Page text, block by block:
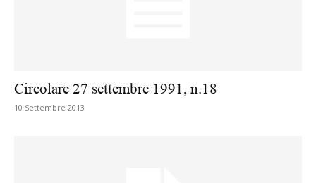
Circolare 27 settembre 1991, n.18
10 Settembre 2013